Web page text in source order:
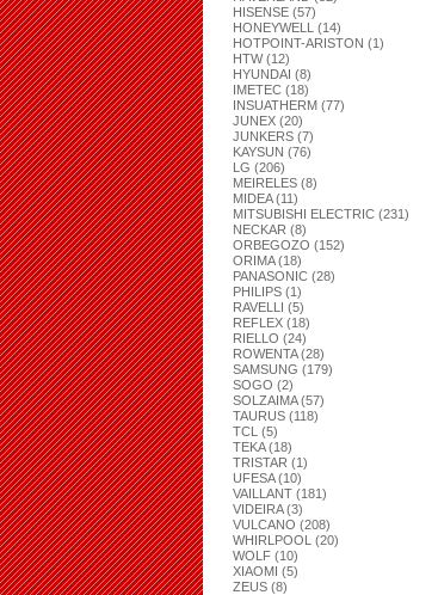
HISENSE (57)
HONEYWELL (14)
HOTPOINT-ARISTON (1)
HTW (12)
HYUNDAI (8)
IMETEC (18)
INSUATHERM (77)
JUNEX (20)
JUNKERS (7)
KAYSUN (76)
LG (206)
MEIRELES (8)
MIDEA (11)
MITSUBISHI ELECTRIC (231)
NECKAR (8)
ORBEGOZO (152)
ORIMA (18)
PANASONIC (28)
PHILIPS (1)
RAVELLI (5)
REFLEX (18)
RIELLO (24)
ROWENTA (28)
SAMSUNG (179)
SOGO (2)
SOLZAIMA (57)
TAURUS (118)
TCL (5)
TEKA (18)
TRISTAR (1)
UFESA (10)
VAILLANT (181)
VIDEIRA (3)
VULCANO (208)
WHIRLPOOL (20)
WOLF (10)
XIAOMI (5)
ZEUS (8)